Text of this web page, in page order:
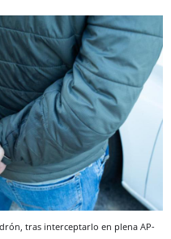
tras interceptarlo en plena AP-